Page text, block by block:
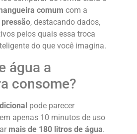
comum com a
pressão, destacando dados,
pelos quais essa troca
do que você imagina.
água a
consome?
pode parecer
apenas 10 minutos de uso
mais de 180 litros de água.